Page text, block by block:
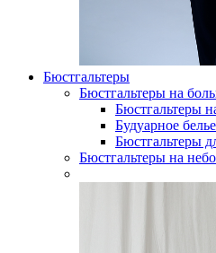
Бюстгальтеры
Бюстгальтеры на
Бюстгальтеры
Будуарное белье
Бюстгальтеры
Бюстгальтеры на